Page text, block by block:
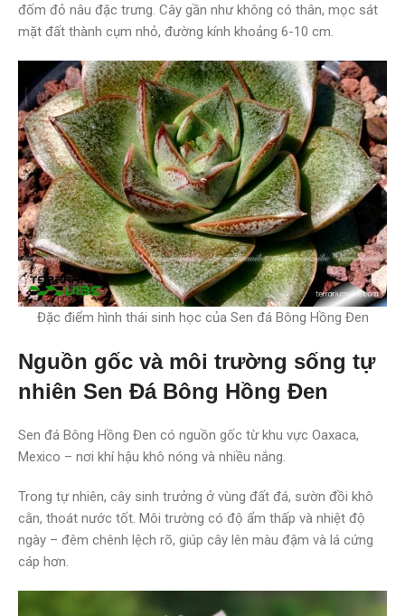
đốm đỏ nâu đặc trưng. Cây gần như không có thân, mọc sát
mặt đất thành cụm nhỏ, đường kính khoảng 6-10 cm.
Đặc điểm hình thái sinh học của Sen đá Bông Hồng Đen
Nguồn gốc và môi trường sống tự
nhiên Sen Đá Bông Hồng Đen
Sen đá Bông Hồng Đen có nguồn gốc từ khu vực Oaxaca,
Mexico – nơi khí hậu khô nóng và nhiều nắng.
Trong tự nhiên, cây sinh trưởng ở vùng đất đá, sườn đồi khô
cằn, thoát nước tốt. Môi trường có độ ẩm thấp và nhiệt độ
ngày – đêm chênh lệch rõ, giúp cây lên màu đậm và lá cứng
cáp hơn.